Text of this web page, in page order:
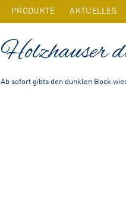
PRODUKTE AKTUELLES
Holzhauser
Ab sofort gibts den dunklen Bock